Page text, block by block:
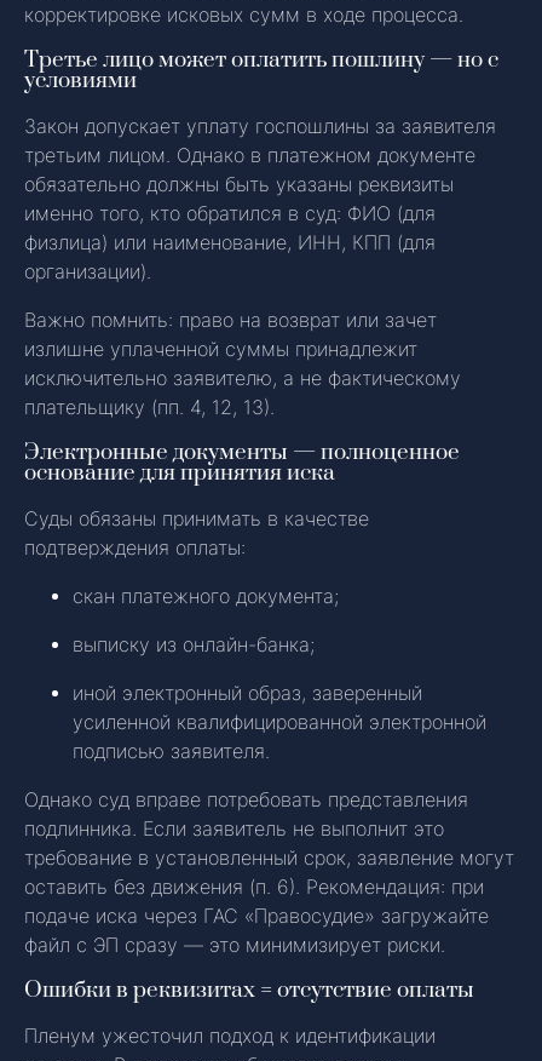
корректировке исковых сумм в ходе процесса.
Третье лицо может оплатить пошлину — но с
условиями
Закон допускает уплату госпошлины за заявителя
третьим лицом. Однако в платежном документе
обязательно должны быть указаны реквизиты
именно того, кто обратился в суд: ФИО (для
физлица) или наименование, ИНН, КПП (для
организации).
Важно помнить: право на возврат или зачет
излишне уплаченной суммы принадлежит
исключительно заявителю, а не фактическому
плательщику (пп. 4, 12, 13).
Электронные документы — полноценное
основание для принятия иска
Суды обязаны принимать в качестве
подтверждения оплаты:
скан платежного документа;
выписку из онлайн-банка;
иной электронный образ, заверенный
усиленной квалифицированной электронной
подписью заявителя.
Однако суд вправе потребовать представления
подлинника. Если заявитель не выполнит это
требование в установленный срок, заявление могут
оставить без движения (п. 6). Рекомендация: при
подаче иска через ГАС «Правосудие» загружайте
файл с ЭП сразу — это минимизирует риски.
Ошибки в реквизитах = отсутствие оплаты
Пленум ужесточил подход к идентификации